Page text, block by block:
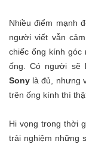
Nhiều điểm mạnh
người viết vẫn
chiếc ống kính góc
ống. Có người sẽ
Sony là đủ, nhưng
trên ống kính thì
Hi vọng trong thời
trải nghiệm những